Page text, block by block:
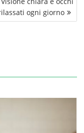
ogni giorno